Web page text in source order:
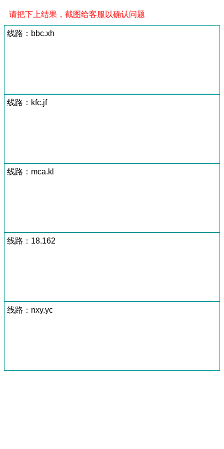
请把下上结果，截图给客服以确认问题
线路：bbc.xh
线路：kfc.jf
线路：mca.kl
线路：18.162
线路：nxy.yc